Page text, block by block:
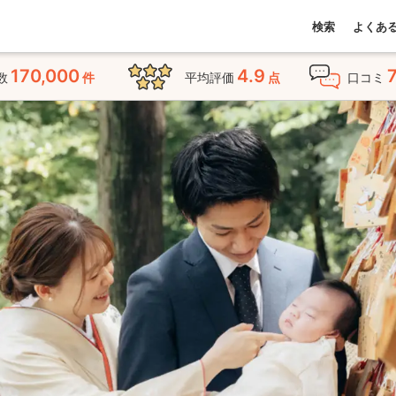
検索 よくあ
170,000件 平均評価 4.9 点 口コミ